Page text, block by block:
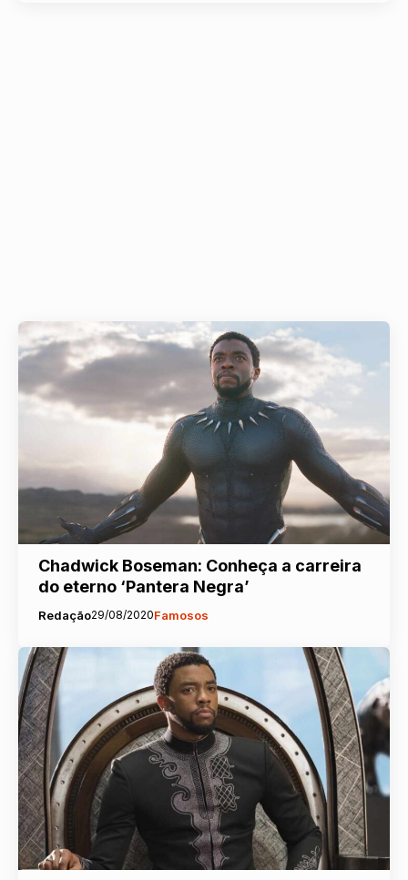
Chadwick Boseman: Conheça a carreira
do eterno ‘Pantera Negra’
Redação29/08/2020Famosos